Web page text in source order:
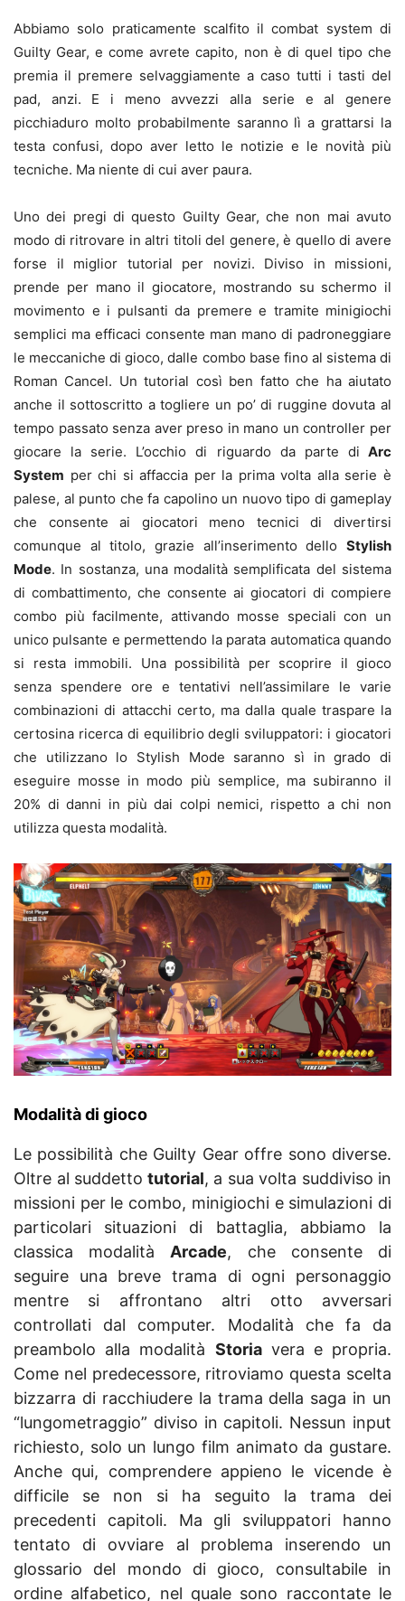
Abbiamo solo praticamente scalfito il combat system di
Guilty Gear, e come avrete capito, non è di quel tipo che
premia il premere selvaggiamente a caso tutti i tasti del
pad, anzi. E i meno avvezzi alla serie e al genere
picchiaduro molto probabilmente saranno lì a grattarsi la
testa confusi, dopo aver letto le notizie e le novità più
tecniche. Ma niente di cui aver paura.
Uno dei pregi di questo Guilty Gear, che non mai avuto
modo di ritrovare in altri titoli del genere, è quello di avere
forse il miglior tutorial per novizi. Diviso in missioni,
prende per mano il giocatore, mostrando su schermo il
movimento e i pulsanti da premere e tramite minigiochi
semplici ma efficaci consente man mano di padroneggiare
le meccaniche di gioco, dalle combo base fino al sistema di
Roman Cancel. Un tutorial così ben fatto che ha aiutato
anche il sottoscritto a togliere un po’ di ruggine dovuta al
tempo passato senza aver preso in mano un controller per
giocare la serie. L’occhio di riguardo da parte di Arc
System per chi si affaccia per la prima volta alla serie è
palese, al punto che fa capolino un nuovo tipo di gameplay
che consente ai giocatori meno tecnici di divertirsi
comunque al titolo, grazie all’inserimento dello Stylish
Mode. In sostanza, una modalità semplificata del sistema
di combattimento, che consente ai giocatori di compiere
combo più facilmente, attivando mosse speciali con un
unico pulsante e permettendo la parata automatica quando
si resta immobili. Una possibilità per scoprire il gioco
senza spendere ore e tentativi nell’assimilare le varie
combinazioni di attacchi certo, ma dalla quale traspare la
certosina ricerca di equilibrio degli sviluppatori: i giocatori
che utilizzano lo Stylish Mode saranno sì in grado di
eseguire mosse in modo più semplice, ma subiranno il
20% di danni in più dai colpi nemici, rispetto a chi non
utilizza questa modalità.
Modalità di gioco
Le possibilità che Guilty Gear offre sono diverse.
Oltre al suddetto tutorial, a sua volta suddiviso in
missioni per le combo, minigiochi e simulazioni di
particolari situazioni di battaglia, abbiamo la
classica modalità Arcade, che consente di
seguire una breve trama di ogni personaggio
mentre si affrontano altri otto avversari
controllati dal computer. Modalità che fa da
preambolo alla modalità Storiavera e propria.
Come nel predecessore, ritroviamo questa scelta
bizzarra di racchiudere la trama della saga in un
“lungometraggio” diviso in capitoli. Nessun input
richiesto, solo un lungo film animato da gustare.
Anche qui, comprendere appieno le vicende è
difficile se non si ha seguito la trama dei
precedenti capitoli. Ma gli sviluppatori hanno
tentato di ovviare al problema inserendo un
glossario del mondo di gioco, consultabile in
ordine alfabetico, nel quale sono raccontate le